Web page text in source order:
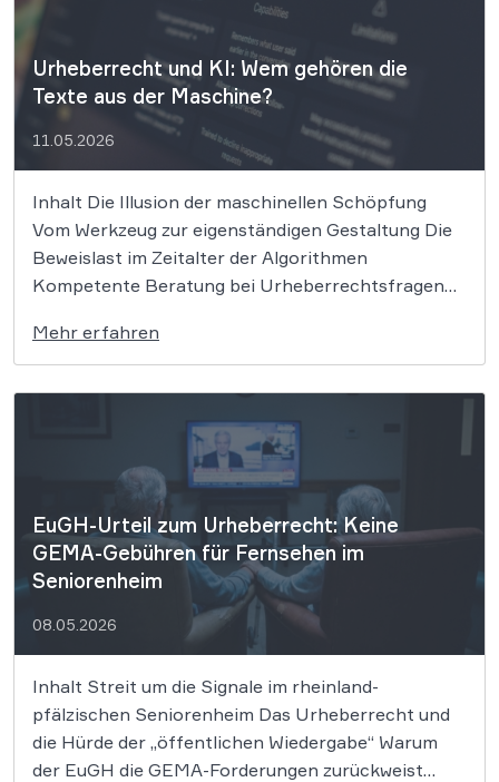
Urheberrecht und KI: Wem gehören die
Texte aus der Maschine?
11.05.2026
Inhalt Die Illusion der maschinellen Schöpfung
Vom Werkzeug zur eigenständigen Gestaltung Die
Beweislast im Zeitalter der Algorithmen
Kompetente Beratung bei Urheberrechtsfragen
generativer KI wirft grundlegende Fragen auf, die
unser Verständnis von Schöpfung und Eigentum
herausfordern. Während Maschinen Texte in
Sekundenschnelle produzieren, ringt die
Rechtswissenschaft […]
Mehr erfahren
EuGH-Urteil zum Urheberrecht: Keine
GEMA-Gebühren für Fernsehen im
Seniorenheim
08.05.2026
Inhalt Streit um die Signale im rheinland-
pfälzischen Seniorenheim Das Urheberrecht und
die Hürde der „öffentlichen Wiedergabe“ Warum
der EuGH die GEMA-Forderungen zurückweist